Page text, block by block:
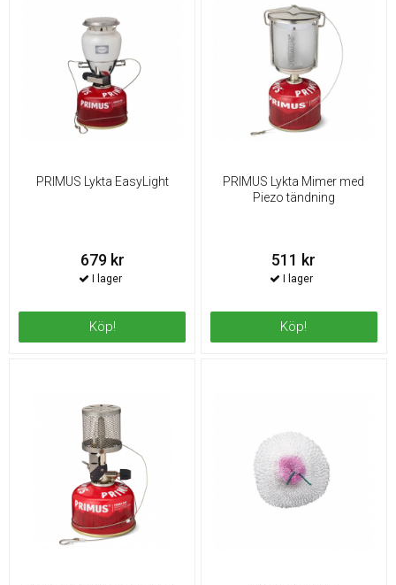
PRIMUS Lykta EasyLight
679 kr
Köp!
PRIMUS Lykta Mimer med
Piezo tändning
511 kr
Köp!